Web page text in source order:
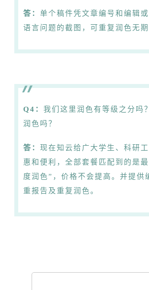
答： 单个稿件凭文章编号和编辑
语言问题的截图，可重复润色无期
Q4： 我们这里润色有等级之分吗
润色吗？
答： 现在知云给广大学生、科研
惠和便利，全部套餐匹配到的是
度润色”，价格不会提高。 并提供
重报告及重复润色。